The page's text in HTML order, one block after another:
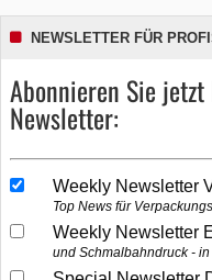
NEWSLETTER FÜR
Abonnieren Sie
Newsletter:
Weekly Newsletter
Top News für
Weekly Newsletter
und Schmalbahndruck - in